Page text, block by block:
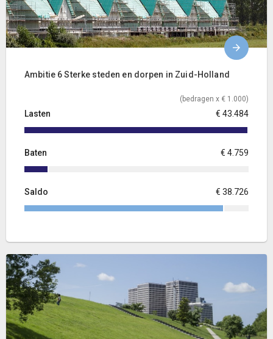
Ambitie 6 Sterke steden en dorpen in Zuid-Holland
(bedragen x € 1.000)
Lasten € 43.484
Baten € 4.759
Saldo € 38.726